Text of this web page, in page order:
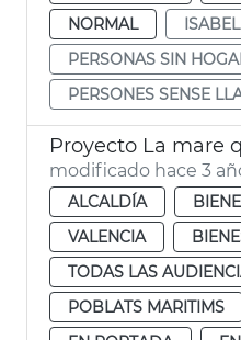
NORMAL
PERSONAS SIN
PERSONES SENSE
Proyecto La mare
modificado hace 3
ALCALDÍA
VALENCIA
TODAS LAS
POBLATS MARITIMS